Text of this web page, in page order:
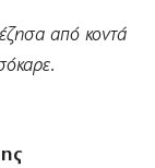
από κοντά